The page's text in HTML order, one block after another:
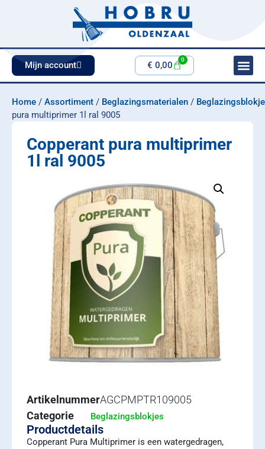
Mijn account € 0,00
0
Home / Assortiment / Beglazingsmaterialen /
pura multiprimer 1l ral 9005
Copperant pura multiprimer
1l ral 9005
ArtikelnummerAGCPMPTR109005
Categorie
Beglazingsblokjes
Productdetails
Copperant Pura Multiprimer is een watergedragen,